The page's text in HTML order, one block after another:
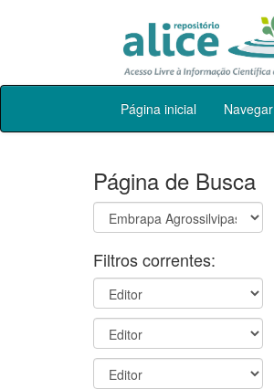
Skip
Página inicial Navegar
Página de Busca
Filtros correntes: